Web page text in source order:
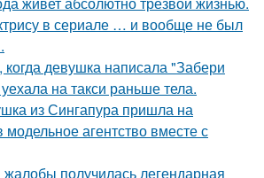
в сериале … и вообще не был
когда девушка написала "Забери
на такси раньше тела.
из Сингапура пришла на
модельное агентство вместе с
жалобы получилась легендарная